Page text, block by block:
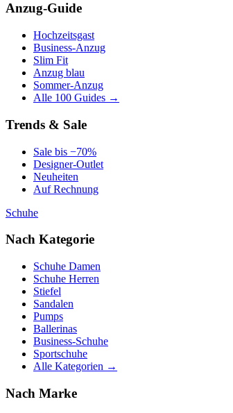
Anzug-Guide
Hochzeitsgast
Business-Anzug
Slim Fit
Anzug blau
Sommer-Anzug
Alle 100 Guides →
Trends & Sale
Sale bis −70%
Designer-Outlet
Neuheiten
Auf Rechnung
Schuhe
Nach Kategorie
Schuhe Damen
Schuhe Herren
Stiefel
Sandalen
Pumps
Ballerinas
Business-Schuhe
Sportschuhe
Alle Kategorien →
Nach Marke